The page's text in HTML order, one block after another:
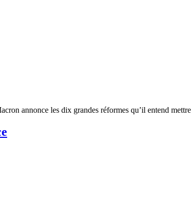
annonce les dix grandes réformes qu’il entend